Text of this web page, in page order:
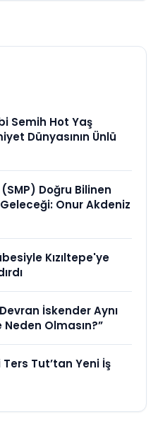
Semih Hot Yaş
Dünyasının Ünlü
Doğru Bilinen
Onur Akdeniz
Kızıltepe'ye
İskender Aynı
Olmasın?”
Tut’tan Yeni İş